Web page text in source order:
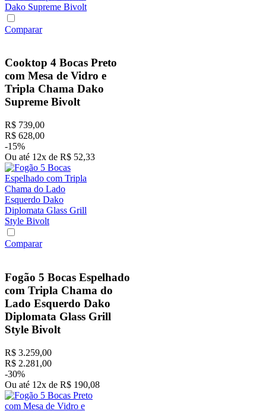
Comparar
Cooktop 4 Bocas Preto
com Mesa de Vidro e
Tripla Chama Dako
Supreme Bivolt
R$ 739,00
R$ 628,00
-15%
Ou até 12x de R$ 52,33
Comparar
Fogão 5 Bocas Espelhado
com Tripla Chama do
Lado Esquerdo Dako
Diplomata Glass Grill
Style Bivolt
R$ 3.259,00
R$ 2.281 ,00
-30%
Ou até 12x de R$ 190,08